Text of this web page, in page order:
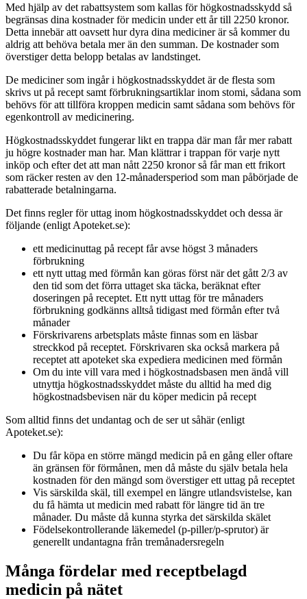
Med hjälp av det rabattsystem som kallas för högkostnadsskydd så
begränsas dina kostnader för medicin under ett år till 2250 kronor.
Detta innebär att oavsett hur dyra dina mediciner är så kommer du
aldrig att behöva betala mer än den summan. De kostnader som
överstiger detta belopp betalas av landstinget.
De mediciner som ingår i högkostnadsskyddet är de flesta som
skrivs ut på recept samt förbrukningsartiklar inom stomi, sådana som
behövs för att tillföra kroppen medicin samt sådana som behövs för
egenkontroll av medicinering.
Högkostnadsskyddet fungerar likt en trappa där man får mer rabatt
ju högre kostnader man har. Man klättrar i trappan för varje nytt
inköp och efter det att man nått 2250 kronor så får man ett frikort
som räcker resten av den 12-månadersperiod som man påbörjade de
rabatterade betalningarna.
Det finns regler för uttag inom högkostnadsskyddet och dessa är
följande (enligt Apoteket.se):
ett medicinuttag på recept får avse högst 3 månaders
förbrukning
ett nytt uttag med förmån kan göras först när det gått 2/3 av
den tid som det förra uttaget ska täcka, beräknat efter
doseringen på receptet. Ett nytt uttag för tre månaders
förbrukning godkänns alltså tidigast med förmån efter två
månader
Förskrivarens arbetsplats måste finnas som en läsbar
streckkod på receptet. Förskrivaren ska också markera på
receptet att apoteket ska expediera medicinen med förmån
Om du inte vill vara med i högkostnadsbasen men ändå vill
utnyttja högkostnadsskyddet måste du alltid ha med dig
högkostnadsbevisen när du köper medicin på recept
Som alltid finns det undantag och de ser ut såhär (enligt
Apoteket.se):
Du får köpa en större mängd medicin på en gång eller oftare
än gränsen för förmånen, men då måste du själv betala hela
kostnaden för den mängd som överstiger ett uttag på receptet
Vis särskilda skäl, till exempel en längre utlandsvistelse, kan
du få hämta ut medicin med rabatt för längre tid än tre
månader. Du måste då kunna styrka det särskilda skälet
Födelsekontrollerande läkemedel (p-piller/p-sprutor) är
generellt undantagna från tremånadersregeln
Många fördelar med receptbelagd
medicin på nätet